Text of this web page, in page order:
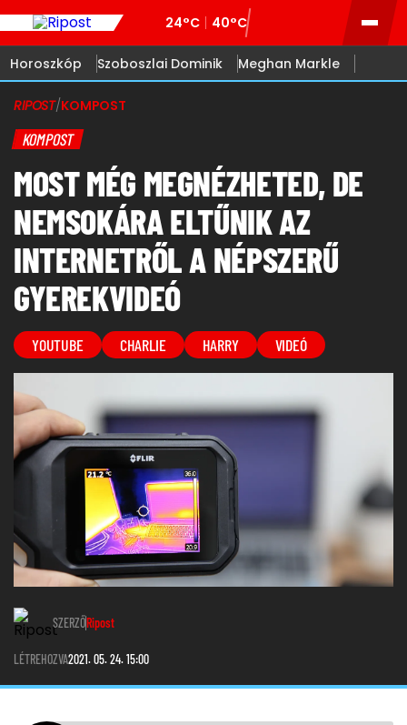
24°C 40°C
Horoszkóp Szoboszlai Dominik Meghan Markle
RIPOST/KOMPOST
KOMPOST
MOST MÉG MEGNÉZHETED, DE
NEMSOKÁRA ELTŰNIK AZ
INTERNETRŐL A NÉPSZERŰ
GYEREKVIDEÓ
YOUTUBE CHARLIE HARRY VIDEÓ
SZERZŐRipost
LÉTREHOZVA2021. 05. 24. 15:00